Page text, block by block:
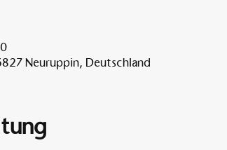
Neuruppin, Deutschland